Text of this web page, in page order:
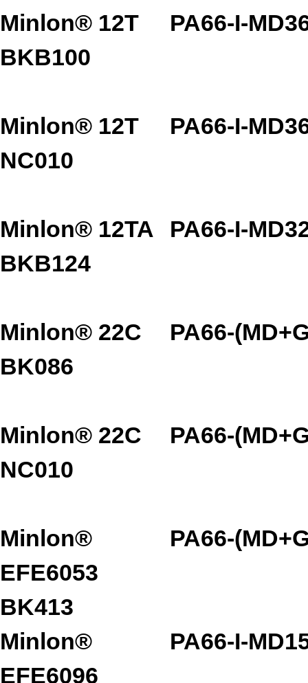
Minlon® 12T
BKB100
PA66-I-
Minlon® 12T
NC010
PA66-I-
Minlon® 12TA
BKB124
PA66-I-
Minlon® 22C
BK086
PA66-
Minlon® 22C
NC010
PA66-
Minlon®
EFE6053
BK413
PA66-
Minlon®
EFE6096
PA66-I-